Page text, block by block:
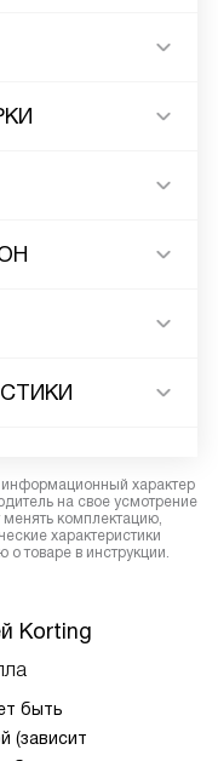
информационный характер
на свое усмотрение
комплектацию,
характеристики
товаре в инструкции.
Korting
быть
(зависит